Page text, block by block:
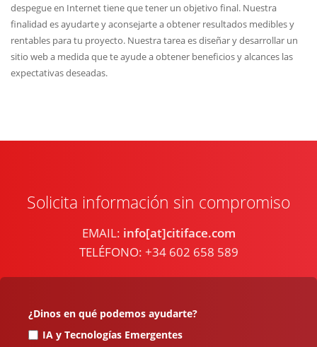
despegue en Internet tiene que tener un objetivo final. Nuestra
finalidad es ayudarte y aconsejarte a obtener resultados medibles y
rentables para tu proyecto. Nuestra tarea es diseñar y desarrollar un
sitio web a medida que te ayude a obtener beneficios y alcances las
expectativas deseadas.
Solicita información sin compromiso
EMAIL: info[at]citiface.com
TELÉFONO: +34 602 658 589
¿Dinos en qué podemos ayudarte?
IA y Tecnologías Emergentes